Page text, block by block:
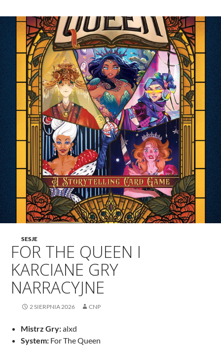
SESJE
FOR THE QUEEN I
KARCIANE GRY
NARRACYJNE
2 SIERPNIA 2026 CNP
Mistrz Gry:alxd
System: For The Queen